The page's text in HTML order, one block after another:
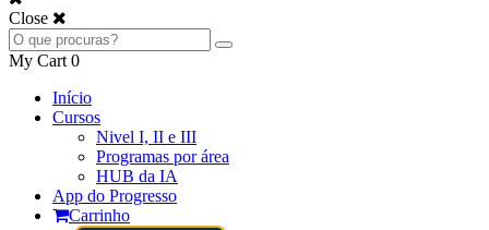
Close
My Cart 0
Início
Cursos
Nivel I, II e III
Programas por área
HUB da IA
App do Progresso
Carrinho